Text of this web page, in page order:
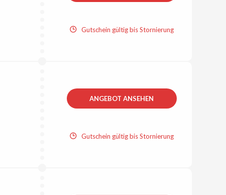
Gutschein gültig bis Stornierung
ANGEBOT ANSEHEN
Gutschein gültig bis Stornierung